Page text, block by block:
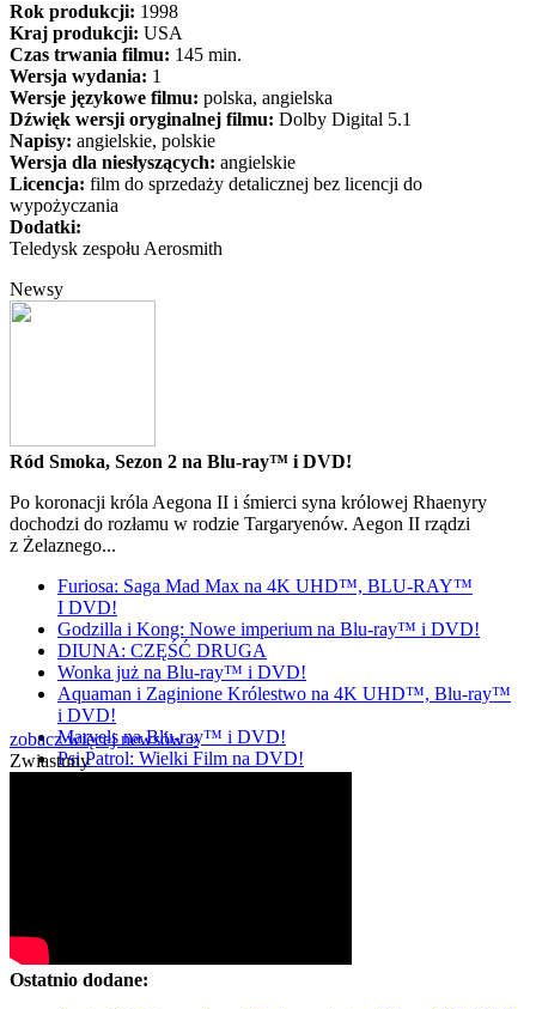
Rok produkcji: 1998
Kraj produkcji: USA
Czas trwania filmu: 145 min.
Wersja wydania: 1
Wersje językowe filmu: polska, angielska
Dźwięk wersji oryginalnej filmu: Dolby Digital 5.1
Napisy: angielskie, polskie
Wersja dla niesłyszących: angielskie
Licencja: film do sprzedaży detalicznej bez licencji do
wypożyczania
Dodatki:
Teledysk zespołu Aerosmith
Newsy
Ród Smoka, Sezon 2 na Blu-ray™ i DVD!
Po koronacji króla Aegona II i śmierci syna królowej Rhaenyry
dochodzi do rozłamu w rodzie Targaryenów. Aegon II rządzi
z Żelaznego...
Furiosa: Saga Mad Max na 4K UHD™, BLU-RAY™
I DVD!
Godzilla i Kong: Nowe imperium na Blu-ray™ i DVD!
DIUNA: CZĘŚĆ DRUGA
Wonka już na Blu-ray™ i DVD!
Aquaman i Zaginione Królestwo na 4K UHD™, Blu-ray™
i DVD!
Marvels na Blu-ray™ i DVD!
Psi Patrol: Wielki Film na DVD!
zobacz więcej newsów »
Zwiastuny
Ostatnio dodane: